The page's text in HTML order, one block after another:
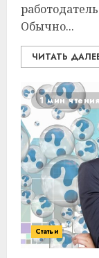
Обычно...
ЧИТАТЬ
1 мин чтения
Статьи